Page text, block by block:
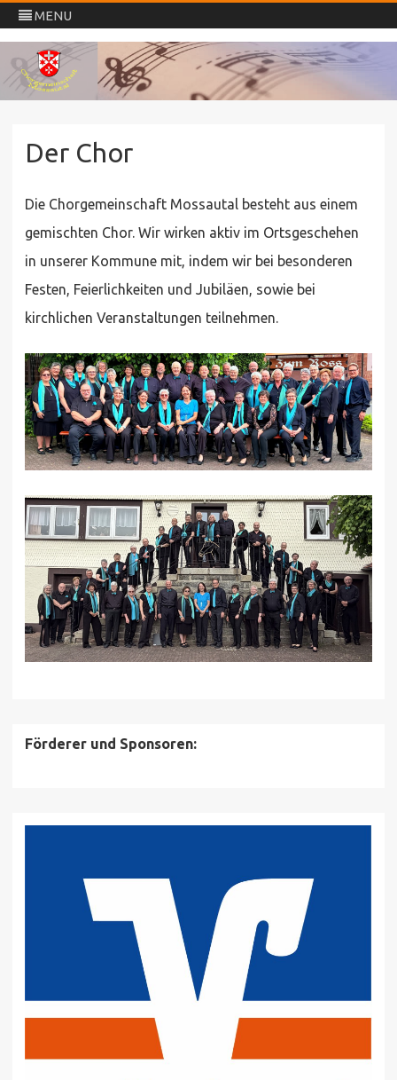
MENU
Chorgemeinschaft
Mossautal
Skip
to
content
Der Chor
Die Chorgemeinschaft Mossautal besteht aus einem
gemischten Chor. Wir wirken aktiv im Ortsgeschehen
in unserer Kommune mit, indem wir bei besonderen
Festen, Feierlichkeiten und Jubiläen, sowie bei
kirchlichen Veranstaltungen teilnehmen.
Förderer und Sponsoren: